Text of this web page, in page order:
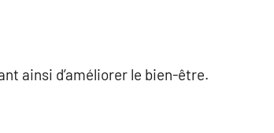
ainsi d’améliorer le bien-être.